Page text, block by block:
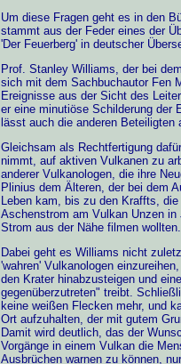
Um diese Fragen geht es in den
stammt aus der Feder eines der
'Der Feuerberg' in deutscher
Prof. Stanley Williams, der bei
sich mit dem Sachbuchautor Fen
Ereignisse aus der Sicht des
er eine minutiöse Schilderung der
lässt auch die anderen
Gleichsam als Rechtfertigung
nimmt, auf aktiven Vulkanen zu
anderer Vulkanologen, die ihre
Plinius dem Älteren, der bei dem
Leben kam, bis zu den Kraffts,
Aschenstrom am Vulkan Unzen
Strom aus der Nähe filmen wollten.
Dabei geht es Williams nicht
'wahren' Vulkanologen
den Krater hinabzusteigen und
gegenüberzutreten" treibt.
keine weißen Flecken mehr, und
Ort aufzuhalten, der mit gutem
Damit wird deutlich, das der
Vorgänge in einem Vulkan die
Ausbrüchen warnen zu können,